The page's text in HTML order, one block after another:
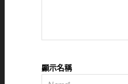
顯示名稱